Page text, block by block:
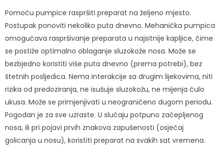
Pomoću pumpice raspršiti preparat na željeno mjesto.
Postupak ponoviti nekoliko puta dnevno. Mehanička pumpica
omogućava raspršivanje preparata u najsitnije kapljice, čime
se postiže optimalno oblaganje sluzokože nosa. Može se
bezbjedno koristiti više puta dnevno (prema potrebi), bez
štetnih posljedica. Nema interakcije sa drugim lijekovima, niti
rizika od predoziranja, ne isušuje sluzokožu, ne mijenja čulo
ukusa. Može se primjenjivati u neograničeno dugom periodu.
Pogodan je za sve uzraste. U slučaju potpuno začepljenog
nosa, ili pri pojavi prvih znakova zapušenosti (osjećaj
golicanja u nosu), koristiti preparat na svakih sat vremena.